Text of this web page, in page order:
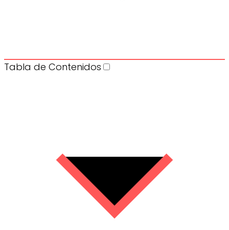
Tabla de Contenidos